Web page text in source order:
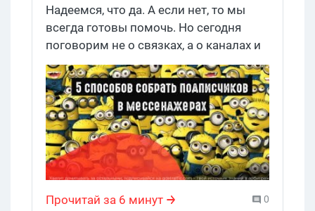
Надеемся, что да. А если нет, то мы
всегда готовы помочь. Но сегодня
поговорим не о связках, а о каналах и
чатах в мессенджерах. Арбитражники
все чаще задействуют их в своих
сливах, и это понятно — если 10000
человек подписались на канал с якобы
проверенными схемами, шансов, что
рано или поздно они сдадутся и решат
попробовать удачу, становится куда
взять эти 10000 подписчиков? Ответы
Прочитай за 6 минут 0